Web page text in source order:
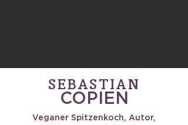
SEBASTIAN
COPIEN
Veganer Spitzenkoch, Autor,